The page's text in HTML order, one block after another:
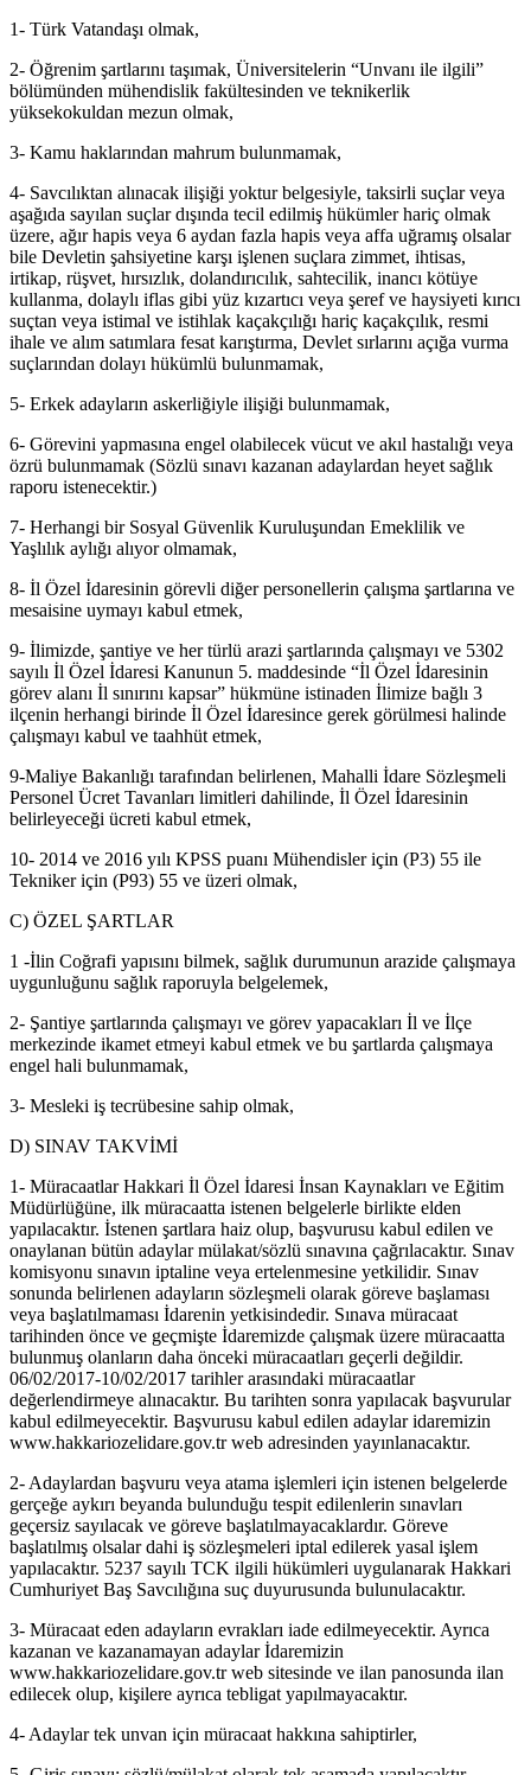
1- Türk Vatandaşı olmak,
2- Öğrenim şartlarını taşımak, Üniversitelerin “Unvanı ile ilgili”
bölümünden mühendislik fakültesinden ve teknikerlik
yüksekokuldan mezun olmak,
3- Kamu haklarından mahrum bulunmamak,
4- Savcılıktan alınacak ilişiği yoktur belgesiyle, taksirli suçlar veya
aşağıda sayılan suçlar dışında tecil edilmiş hükümler hariç olmak
üzere, ağır hapis veya 6 aydan fazla hapis veya affa uğramış olsalar
bile Devletin şahsiyetine karşı işlenen suçlara zimmet, ihtisas,
irtikap, rüşvet, hırsızlık, dolandırıcılık, sahtecilik, inancı kötüye
kullanma, dolaylı iflas gibi yüz kızartıcı veya şeref ve haysiyeti kırıcı
suçtan veya istimal ve istihlak kaçakçılığı hariç kaçakçılık, resmi
ihale ve alım satımlara fesat karıştırma, Devlet sırlarını açığa vurma
suçlarından dolayı hükümlü bulunmamak,
5- Erkek adayların askerliğiyle ilişiği bulunmamak,
6- Görevini yapmasına engel olabilecek vücut ve akıl hastalığı veya
özrü bulunmamak (Sözlü sınavı kazanan adaylardan heyet sağlık
raporu istenecektir.)
7- Herhangi bir Sosyal Güvenlik Kuruluşundan Emeklilik ve
Yaşlılık aylığı alıyor olmamak,
8- İl Özel İdaresinin görevli diğer personellerin çalışma şartlarına ve
mesaisine uymayı kabul etmek,
9- İlimizde, şantiye ve her türlü arazi şartlarında çalışmayı ve 5302
sayılı İl Özel İdaresi Kanunun 5. maddesinde “İl Özel İdaresinin
görev alanı İl sınırını kapsar” hükmüne istinaden İlimize bağlı 3
ilçenin herhangi birinde İl Özel İdaresince gerek görülmesi halinde
çalışmayı kabul ve taahhüt etmek,
9-Maliye Bakanlığı tarafından belirlenen, Mahalli İdare Sözleşmeli
Personel Ücret Tavanları limitleri dahilinde, İl Özel İdaresinin
belirleyeceği ücreti kabul etmek,
10- 2014 ve 2016 yılı KPSS puanı Mühendisler için (P3) 55 ile
Tekniker için (P93) 55 ve üzeri olmak,
C) ÖZEL ŞARTLAR
1 -İlin Coğrafi yapısını bilmek, sağlık durumunun arazide çalışmaya
uygunluğunu sağlık raporuyla belgelemek,
2- Şantiye şartlarında çalışmayı ve görev yapacakları İl ve İlçe
merkezinde ikamet etmeyi kabul etmek ve bu şartlarda çalışmaya
engel hali bulunmamak,
3- Mesleki iş tecrübesine sahip olmak,
D) SINAV TAKVİMİ
1- Müracaatlar Hakkari İl Özel İdaresi İnsan Kaynakları ve Eğitim
Müdürlüğüne, ilk müracaatta istenen belgelerle birlikte elden
yapılacaktır. İstenen şartlara haiz olup, başvurusu kabul edilen ve
onaylanan bütün adaylar mülakat/sözlü sınavına çağrılacaktır. Sınav
komisyonu sınavın iptaline veya ertelenmesine yetkilidir. Sınav
sonunda belirlenen adayların sözleşmeli olarak göreve başlaması
veya başlatılmaması İdarenin yetkisindedir. Sınava müracaat
tarihinden önce ve geçmişte İdaremizde çalışmak üzere müracaatta
bulunmuş olanların daha önceki müracaatları geçerli değildir.
06/02/2017-10/02/2017 tarihler arasındaki müracaatlar
değerlendirmeye alınacaktır. Bu tarihten sonra yapılacak başvurular
kabul edilmeyecektir. Başvurusu kabul edilen adaylar idaremizin
www.hakkariozelidare.gov.tr web adresinden yayınlanacaktır.
2- Adaylardan başvuru veya atama işlemleri için istenen belgelerde
gerçeğe aykırı beyanda bulunduğu tespit edilenlerin sınavları
geçersiz sayılacak ve göreve başlatılmayacaklardır. Göreve
başlatılmış olsalar dahi iş sözleşmeleri iptal edilerek yasal işlem
yapılacaktır. 5237 sayılı TCK ilgili hükümleri uygulanarak Hakkari
Cumhuriyet Baş Savcılığına suç duyurusunda bulunulacaktır.
3- Müracaat eden adayların evrakları iade edilmeyecektir. Ayrıca
kazanan ve kazanamayan adaylar İdaremizin
www.hakkariozelidare.gov.tr web sitesinde ve ilan panosunda ilan
edilecek olup, kişilere ayrıca tebligat yapılmayacaktır.
4- Adaylar tek unvan için müracaat hakkına sahiptirler,